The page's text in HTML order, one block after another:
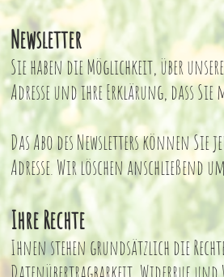
Newsletter
Sie haben die Möglichkeit, über
Adresse und ihre Erklärung, dass
Das Abo des Newsletters können
Adresse. Wir löschen anschließend
Ihre Rechte
Ihnen stehen grundsätzlich die